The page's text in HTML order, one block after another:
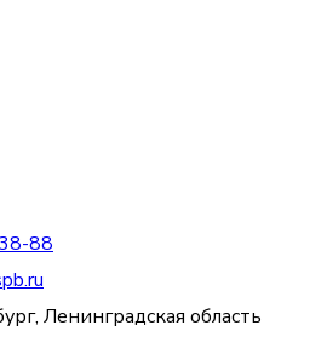
88
Ленинградская область